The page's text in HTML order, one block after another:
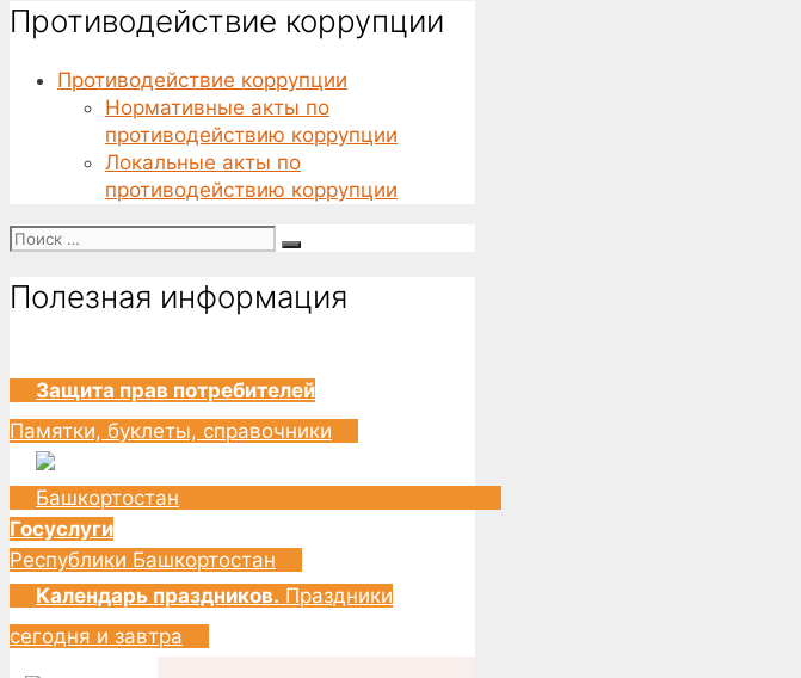
Противодействие коррупции
Противодействие коррупции
Нормативные акты по
противодействию коррупции
Локальные акты по
противодействию коррупции
Поиск
Полезная информация
Защита прав потребителей
Памятки, буклеты, справочники
Госуслуги
Республики Башкортостан
Календарь праздников. Праздники
сегодня и завтра